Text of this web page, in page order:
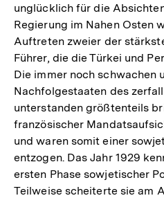
unglücklich für die
Regierung im Nahen Osten
Auftreten zweier der
Führer, die die Türkei und
Die immer noch schwachen
Nachfolgestaaten des
unterstanden größtenteils
französischer
und waren somit einer
entzogen. Das Jahr 1929
ersten Phase sowjetischer
Teilweise scheiterte sie am